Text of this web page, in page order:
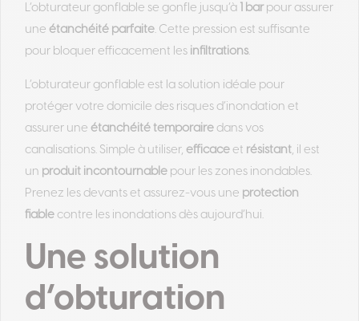
L’obturateur gonflable se gonfle jusqu’à 1 barpour assurer
une étanchéité parfaite. Cette pression est suffisante
pour bloquer efficacement les infiltrations.
L’obturateur gonflable est la solution idéale pour
protéger votre domicile des risques d’inondation et
assurer une étanchéité temporaire dans vos
canalisations. Simple à utiliser, efficaceet résistant, il est
un produit incontournable pour les zones inondables.
Prenez les devants et assurez-vous une protection
fiable contre les inondations dès aujourd’hui.
Une solution
d’obturation